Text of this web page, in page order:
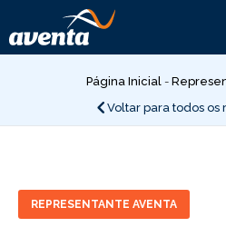
para
o
Página Inicial -
Voltar para todos
REPRESENTANTE AVENTA